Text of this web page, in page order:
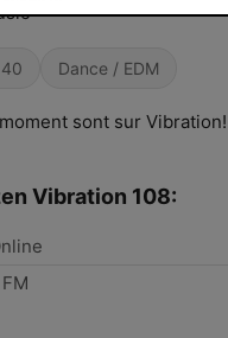
Dance / EDM
sont sur
Vibration 108: